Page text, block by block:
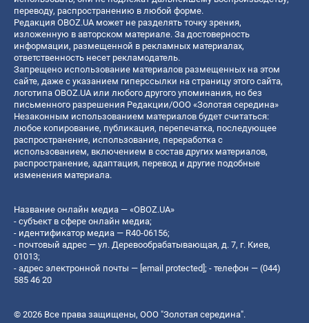
переводу, распространению в любой форме.
Редакция OBOZ.UA может не разделять точку зрения,
изложенную в авторском материале. За достоверность
информации, размещенной в рекламных материалах,
ответственность несет рекламодатель.
Запрещено использование материалов размещенных на этом
сайте, даже с указанием гиперссылки на страницу этого сайта,
логотипа OBOZ.UA или любого другого упоминания, но без
письменного разрешения Редакции/ООО «Золотая середина»
Незаконным использованием материалов будет считаться:
любое копирование, публикация, перепечатка, последующее
распространение, использование, переработка с
использованием, включением в состав других материалов,
распространение, адаптация, перевод и другие подобные
изменения материала.
Название онлайн медиа — «OBOZ.UA»
- субъект в сфере онлайн медиа;
- идентификатор медиа — R40-06156;
- почтовый адрес — ул. Деревообрабатывающая, д. 7, г. Киев,
01013;
- адрес электронной почты — [email protected]; - телефон — (044)
585 46 20
© 2026 Все права защищены, ООО "Золотая середина".